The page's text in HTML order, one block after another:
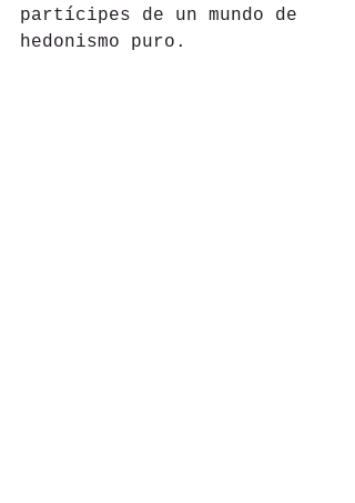
partícipes de un mundo de
hedonismo puro.